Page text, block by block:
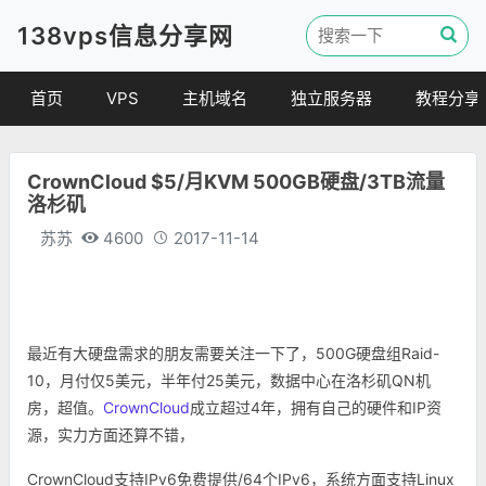
138vps信息分享网
首页 VPS
便宜VPS
主机域名
虚拟主机
独立服务器 教程分享
建站教程
CrownCloud $5/月KVM 500GB硬盘/3TB流量
洛杉矶
苏苏 4600 2017-11-14
最近有大硬盘需求的朋友需要关注一下了，500G硬盘组Raid-
10，月付仅5美元，半年付25美元，数据中心在洛杉矶QN机
房，超值。 CrownCloud成立超过4年，拥有自己的硬件和IP资
源，实力方面还算不错，
CrownCloud支持IPv6免费提供/64个IPv6，系统方面支持Linux